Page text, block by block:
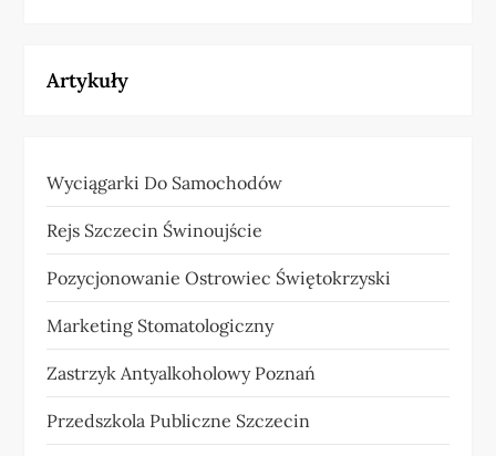
Artykuły
Wyciągarki Do Samochodów
Rejs Szczecin Świnoujście
Pozycjonowanie Ostrowiec Świętokrzyski
Marketing Stomatologiczny
Zastrzyk Antyalkoholowy Poznań
Przedszkola Publiczne Szczecin